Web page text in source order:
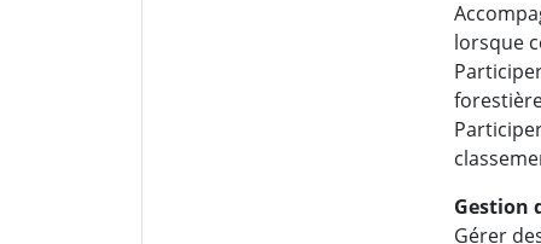
lorsque
Gestion
Gérer